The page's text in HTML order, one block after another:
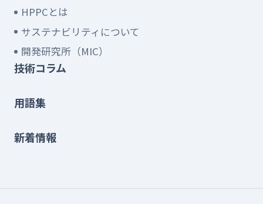
HPPCとは
サステナビリティについて
開発研究所（MIC）
技術コラム
用語集
新着情報